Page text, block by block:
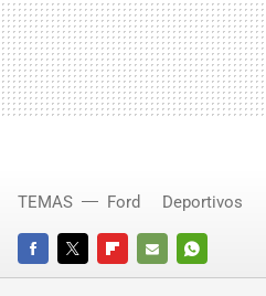
FACEBOOKTWITTERFLIPBOARD
E-
WHATSAPP
TEMAS Ford Deportivos